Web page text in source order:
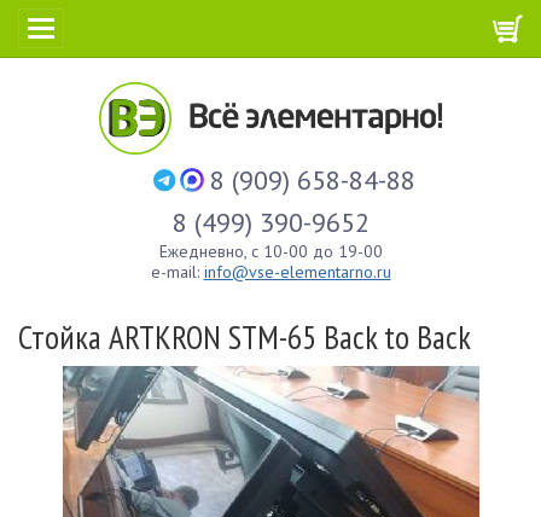
8 (909) 658-84-88
8 (499) 390-9652
Ежедневно, с 10-00 до 19-00
e-mail: info@vse-elementarno.ru
Стойка ARTKRON​ STM-65 Back to Back